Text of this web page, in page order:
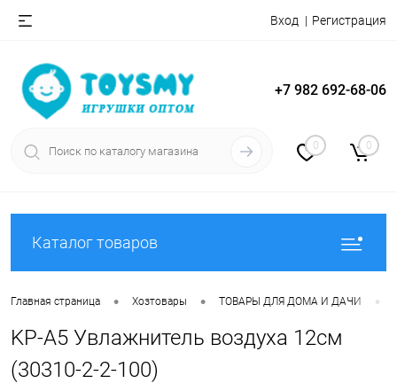
Вход Регистрация
+7 982 692-68-06
0 0
Каталог товаров
Главная страница • Хозтовары • ТОВАРЫ ДЛЯ ДОМА И ДАЧИ •
KP-A5 Увлажнитель воздуха 12см
(30310-2-2-100)